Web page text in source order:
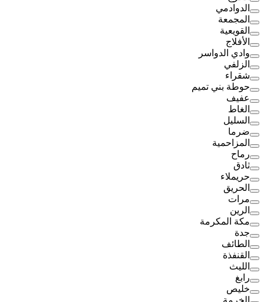
الدوادمي
المجمعة
القويعية
الأفلاج
وادي الدواسر
الزلفي
شقراء
حوطة بني تميم
عفيف
الغاط
السليل
ضرما
المزاحمية
رماح
ثادق
حريملاء
الحريق
مرات
الرين
مكة المكرمة
جدة
الطائف
القنفذة
الليث
رابغ
خليص